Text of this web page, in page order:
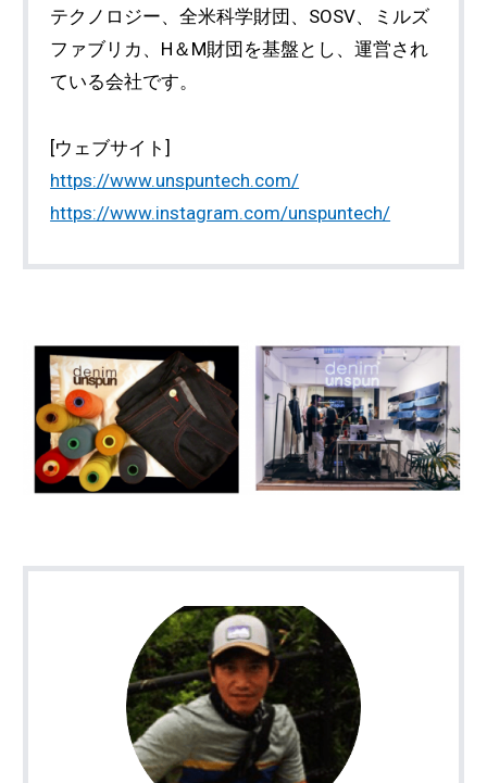
テクノロジー、全米科学財団、SOSV、ミルズ
ファブリカ、H＆M財団を基盤とし、運営され
ている会社です。
[ウェブサイト]
https://www.unspuntech.com/
https://www.instagram.com/unspuntech/